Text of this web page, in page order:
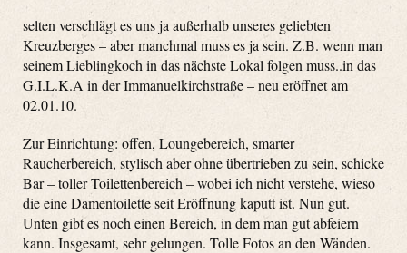
selten verschlägt es uns ja außerhalb unseres geliebten
Kreuzberges – aber manchmal muss es ja sein. Z.B. wenn man
seinem Lieblingkoch in das nächste Lokal folgen muss..in das
G.I.L.K.A in der Immanuelkirchstraße – neu eröffnet am
02.01.10.
Zur Einrichtung: offen, Loungebereich, smarter
Raucherbereich, stylisch aber ohne übertrieben zu sein, schicke
Bar – toller Toilettenbereich – wobei ich nicht verstehe, wieso
die eine Damentoilette seit Eröffnung kaputt ist. Nun gut.
Unten gibt es noch einen Bereich, in dem man gut abfeiern
kann. Insgesamt, sehr gelungen. Tolle Fotos an den Wänden.